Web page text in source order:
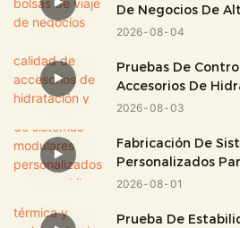
De Negocios De
2026 08 04
Pruebas De
Accesorios De
Agua
2026 08 03
Fabricación De
Personalizados
2026 08 01
Prueba De